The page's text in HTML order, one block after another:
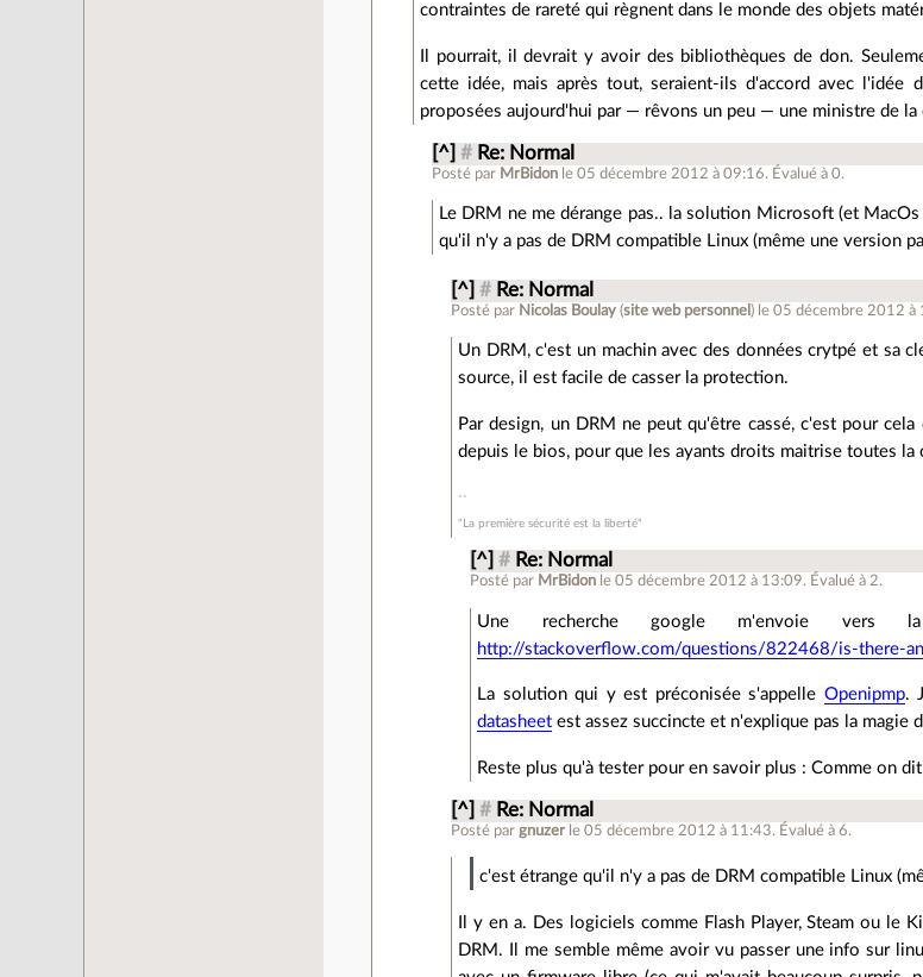
contraintes de rareté qui règnent dans le monde des objets
Il pourrait, il devrait y avoir des bibliothèques de don.
cette idée, mais après tout, seraient-ils d'accord avec
proposées aujourd'hui par — rêvons un peu — une ministre de la
[^] # Re: Normal
Posté par MrBidon le 05 décembre 2012 à 09:16. Évalué à0.
Le DRM ne me dérange pas.. la solution Microsoft (et
qu'il n'y a pas de DRM compatible Linux (même une version
[^] # Re: Normal
Posté par Nicolas Boulay (site web personnel ) le 05 décembre 2012 à
Un DRM, c'est un machin avec des données crytpé et sa
source, il est facile de casser la protection.
Par design, un DRM ne peut qu'être cassé, c'est pour
depuis le bios, pour que les ayants droits maitrise toutes
"La première sécurité est la liberté"
[^] # Re: Normal
Posté par MrBidon le 05 décembre 2012 à 13:09. Évalué à2.
Une recherche google m'envoie vers
http://stackoverflow.com/questions/822468/is-there-
La solution qui y est préconisée s'appelle Openipmp.
datasheet est assez succincte et n'explique pas la magie
Reste plus qu'à tester pour en savoir plus : Comme on
[^] # Re: Normal
Posté pargnuzer le 05 décembre 2012 à 11:43. Évalué à6.
c'est étrange qu'il n'y a pas de DRM compatible Linux
Il y en a. Des logiciels comme Flash Player, Steam ou le
DRM. Il me semble même avoir vu passer une info sur